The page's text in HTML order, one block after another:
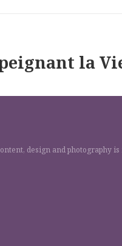
la
design and photography